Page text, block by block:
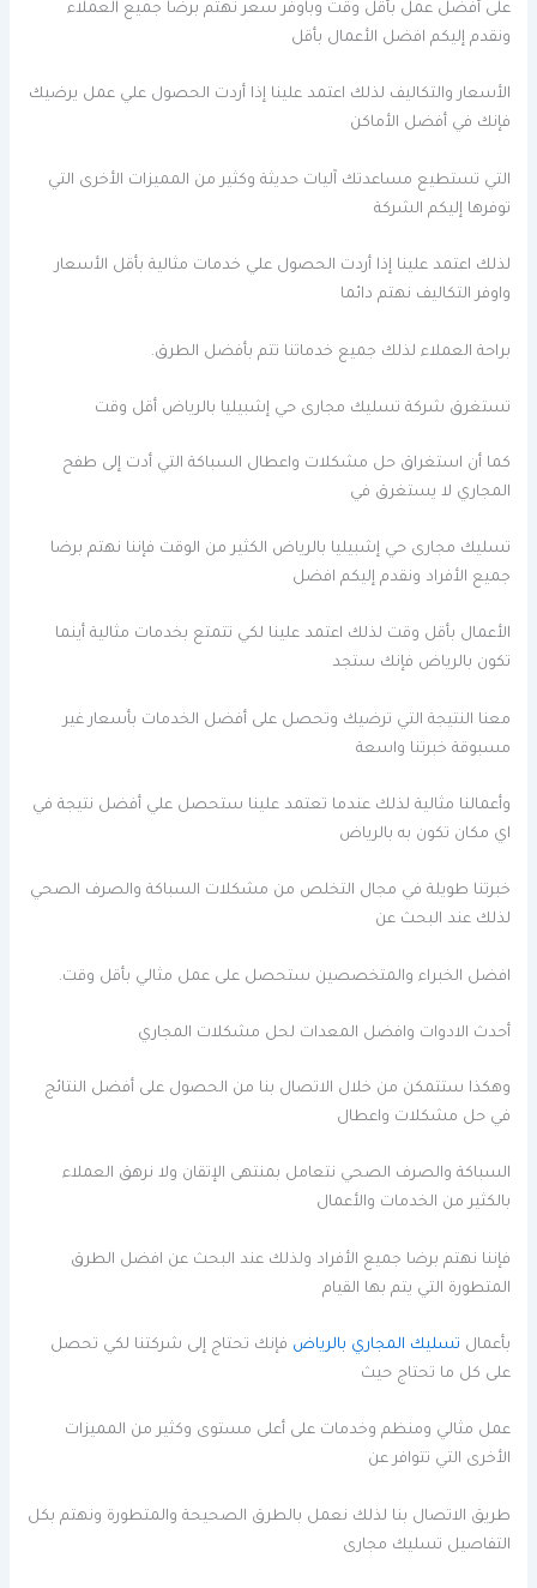
على أفضل عمل بأقل وقت وباوفر سعر نهتم برضا جميع العملاء
ونقدم إليكم افضل الأعمال بأقل
الأسعار والتكاليف لذلك اعتمد علينا إذا أردت الحصول علي عمل يرضيك
فإنك في أفضل الأماكن
التي تستطيع مساعدتك آليات حديثة وكثير من المميزات الأخرى التي
توفرها إليكم الشركة
لذلك اعتمد علينا إذا أردت الحصول علي خدمات مثالية بأقل الأسعار
واوفر التكاليف نهتم دائما
براحة العملاء لذلك جميع خدماتنا تتم بأفضل الطرق.
تستغرق شركة تسليك مجارى حي إشبيليا بالرياض أقل وقت
كما أن استغراق حل مشكلات واعطال السباكة التي أدت إلى طفح
المجاري لا يستغرق في
تسليك مجارى حي إشبيليا بالرياض الكثير من الوقت فإننا نهتم برضا
جميع الأفراد ونقدم إليكم افضل
الأعمال بأقل وقت لذلك اعتمد علينا لكي تتمتع بخدمات مثالية أينما
تكون بالرياض فإنك ستجد
معنا النتيجة التي ترضيك وتحصل على أفضل الخدمات بأسعار غير
مسبوقة خبرتنا واسعة
وأعمالنا مثالية لذلك عندما تعتمد علينا ستحصل علي أفضل نتيجة في
اي مكان تكون به بالرياض
خبرتنا طويلة في مجال التخلص من مشكلات السباكة والصرف الصحي
لذلك عند البحث عن
افضل الخبراء والمتخصصين ستحصل على عمل مثالي بأقل وقت.
أحدث الادوات وافضل المعدات لحل مشكلات المجاري
وهكذا ستتمكن من خلال الاتصال بنا من الحصول على أفضل النتائج
في حل مشكلات واعطال
السباكة والصرف الصحي نتعامل بمنتهى الإتقان ولا نرهق العملاء
بالكثير من الخدمات والأعمال
فإننا نهتم برضا جميع الأفراد ولذلك عند البحث عن افضل الطرق
المتطورة التي يتم بها القيام
بأعمال تسليك المجاري بالرياض فإنك تحتاج إلى شركتنا لكي تحصل
على كل ما تحتاج حيث
عمل مثالي ومنظم وخدمات على أعلى مستوى وكثير من المميزات
الأخرى التي تتوافر عن
طريق الاتصال بنا لذلك نعمل بالطرق الصحيحة والمتطورة ونهتم بكل
التفاصيل تسليك مجارى